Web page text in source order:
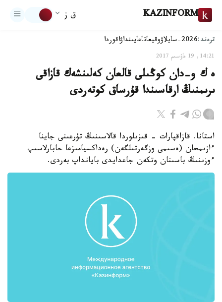
KAZINFORM ق ز
ترەند:2026-سايلاۋ وقيعاتاعايىنداۋاقوردا
14:21, 19 ماۋسىم 2017
ە ك و-دان كوڭىلى قالعان كەلىنشەك قازاقى
ىرىمنىڭ ارقاسىندا قۇرساق كوتەردى
استانا. قازاقپارات - قىزىلوردا قالاسىنىڭ تۇرعىنى جاينا
ءازىمحان (ەسىمى وزگەرتىلگەن) رەداكسيامىزعا حابارلاسىپ
ءوزىنىڭ باسىنان وتكەن جاعدايدى بايانداپ بەردى.